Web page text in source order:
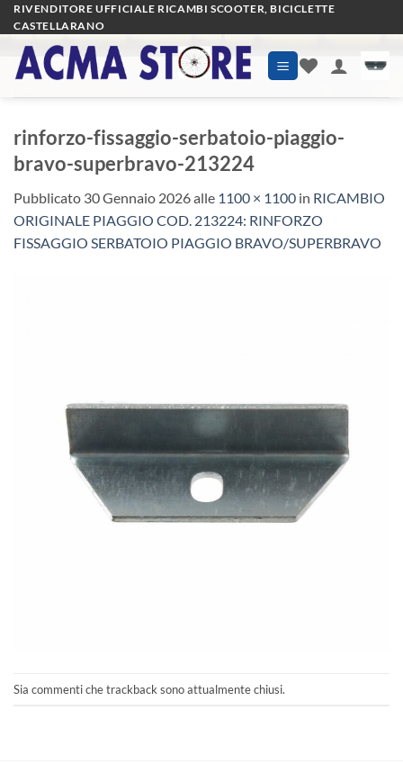
Salta
ai
contenuti
RIVENDITORE UFFICIALE RICAMBI SCOOTER, BICICLETTE
CASTELLARANO
rinforzo-fissaggio-serbatoio-piaggio-
bravo-superbravo-213224
Pubblicato 30 Gennaio 2026alle 1100 × 1100 in RICAMBIO
ORIGINALE PIAGGIO COD. 213224: RINFORZO
FISSAGGIO SERBATOIO PIAGGIO BRAVO/SUPERBRAVO
Sia commenti che trackback sono attualmente chiusi.